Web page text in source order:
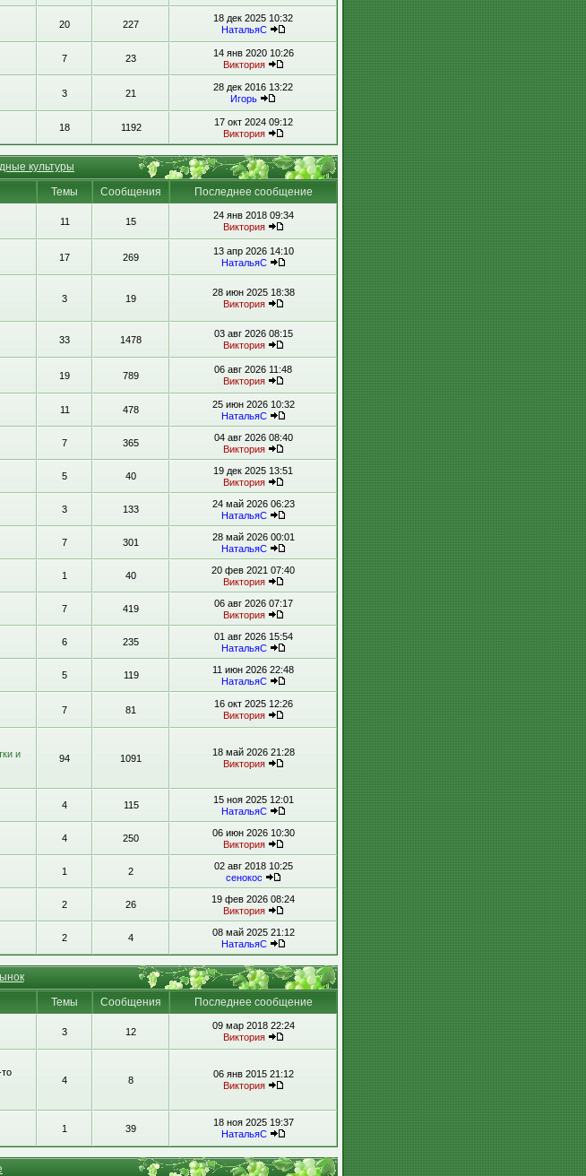
20 227
18 дек 2025 10:32
НатальяС
7 23
14 янв 2020 10:26
Виктория
3 21
28 дек 2016 13:22
Игорь
18 1192
17 окт 2024 09:12
Виктория
культуры
Темы Сообщения
Последнее сообщение
11 15
24 янв 2018 09:34
Виктория
17 269
13 апр 2026 14:10
НатальяС
3 19
28 июн 2025 18:38
Виктория
33 1478
03 авг 2026 08:15
Виктория
19 789
06 авг 2026 11:48
Виктория
11 478
25 июн 2026 10:32
НатальяС
7 365
04 авг 2026 08:40
Виктория
5 40
19 дек 2025 13:51
Виктория
3 133
24 май 2026 06:23
НатальяС
7 301
28 май 2026 00:01
НатальяС
1 40
20 фев 2021 07:40
Виктория
7 419
06 авг 2026 07:17
Виктория
6 235
01 авг 2026 15:54
НатальяС
5 119
11 июн 2026 22:48
НатальяС
7 81
16 окт 2025 12:26
Виктория
и
94 1091
18 май 2026 21:28
Виктория
4 115
15 ноя 2025 12:01
НатальяС
4 250
06 июн 2026 10:30
Виктория
1 2
02 авг 2018 10:25
сенокос
2 26
19 фев 2026 08:24
Виктория
2 4
08 май 2025 21:12
НатальяС
Темы Сообщения
Последнее сообщение
3 12
09 мар 2018 22:24
Виктория
4 8
06 янв 2015 21:12
Виктория
1 39
18 ноя 2025 19:37
НатальяС